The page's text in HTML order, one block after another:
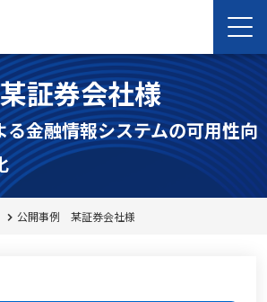
証券会社様
る金融情報システムの可用性向
公開事例 某証券会社様